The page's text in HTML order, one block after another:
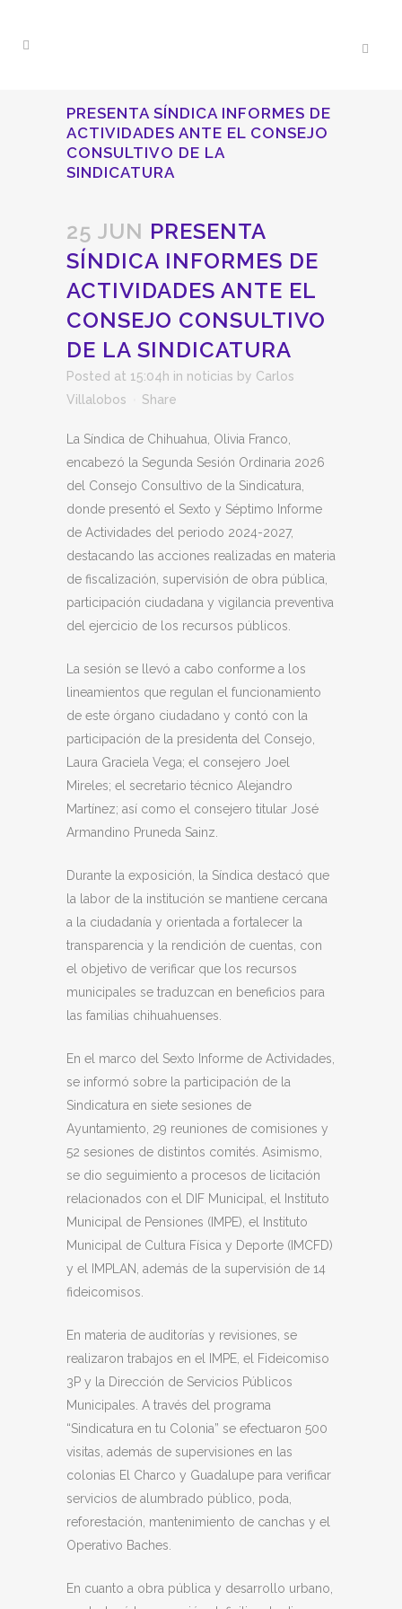
PRESENTA SÍNDICA INFORMES DE
ACTIVIDADES ANTE EL CONSEJO
CONSULTIVO DE LA
SINDICATURA
25 JUN PRESENTA
SÍNDICA INFORMES DE
ACTIVIDADES ANTE EL
CONSEJO CONSULTIVO
DE LA SINDICATURA
Posted at 15:04h in noticias by Carlos
Villalobos
Share
La Síndica de Chihuahua, Olivia Franco,
encabezó la Segunda Sesión Ordinaria 2026
del Consejo Consultivo de la Sindicatura,
donde presentó el Sexto y Séptimo Informe
de Actividades del periodo 2024-2027,
destacando las acciones realizadas en materia
de fiscalización, supervisión de obra pública,
participación ciudadana y vigilancia preventiva
del ejercicio de los recursos públicos.
La sesión se llevó a cabo conforme a los
lineamientos que regulan el funcionamiento
de este órgano ciudadano y contó con la
participación de la presidenta del Consejo,
Laura Graciela Vega; el consejero Joel
Mireles; el secretario técnico Alejandro
Martínez; así como el consejero titular José
Armandino Pruneda Sainz.
Durante la exposición, la Síndica destacó que
la labor de la institución se mantiene cercana
a la ciudadanía y orientada a fortalecer la
transparencia y la rendición de cuentas, con
el objetivo de verificar que los recursos
municipales se traduzcan en beneficios para
las familias chihuahuenses.
En el marco del Sexto Informe de Actividades,
se informó sobre la participación de la
Sindicatura en siete sesiones de
Ayuntamiento, 29 reuniones de comisiones y
52 sesiones de distintos comités. Asimismo,
se dio seguimiento a procesos de licitación
relacionados con el DIF Municipal, el Instituto
Municipal de Pensiones (IMPE), el Instituto
Municipal de Cultura Física y Deporte (IMCFD)
y el IMPLAN, además de la supervisión de 14
fideicomisos.
En materia de auditorías y revisiones, se
realizaron trabajos en el IMPE, el Fideicomiso
3P y la Dirección de Servicios Públicos
Municipales. A través del programa
“Sindicatura en tu Colonia” se efectuaron 500
visitas, además de supervisiones en las
colonias El Charco y Guadalupe para verificar
servicios de alumbrado público, poda,
reforestación, mantenimiento de canchas y el
Operativo Baches.
En cuanto a obra pública y desarrollo urbano,